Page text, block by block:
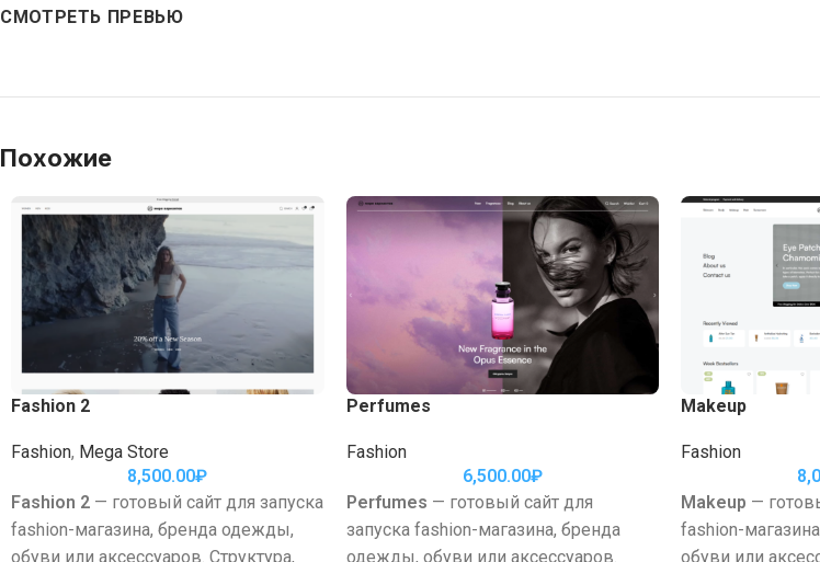
СМОТРЕТЬ ПРЕВЬЮ
Похожие
Fashion 2
Fashion, Mega Store
8,500.00₽
Fashion 2 — готовый сайт для запуска
fashion-магазина, бренда одежды,
обуви или аксессуаров. Структура,
Perfumes
Fashion
6,500.00₽
Perfumes — готовый сайт для
запуска fashion-магазина, бренда
одежды, обуви или аксессуаров.
Makeup
Fashion
Makeup —
fashion-
обуви или